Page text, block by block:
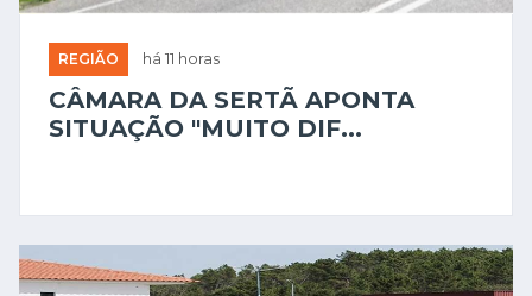
REGIÃO há 11 horas
CÂMARA DA SERTÃ APONTA
SITUAÇÃO "MUITO DIF...